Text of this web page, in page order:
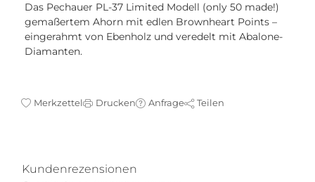
Das Pechauer PL-37 Limited Modell (only 50 made!)
gemaßertem Ahorn mit edlen Brownheart Points –
eingerahmt von Ebenholz und veredelt mit Abalone-
Diamanten.
Merkzettel Drucken Anfrage Teilen
Kundenrezensionen